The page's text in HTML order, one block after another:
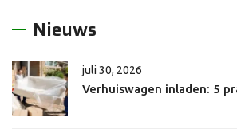
Nieuws
juli 30, 2026
Verhuiswagen inladen: 5